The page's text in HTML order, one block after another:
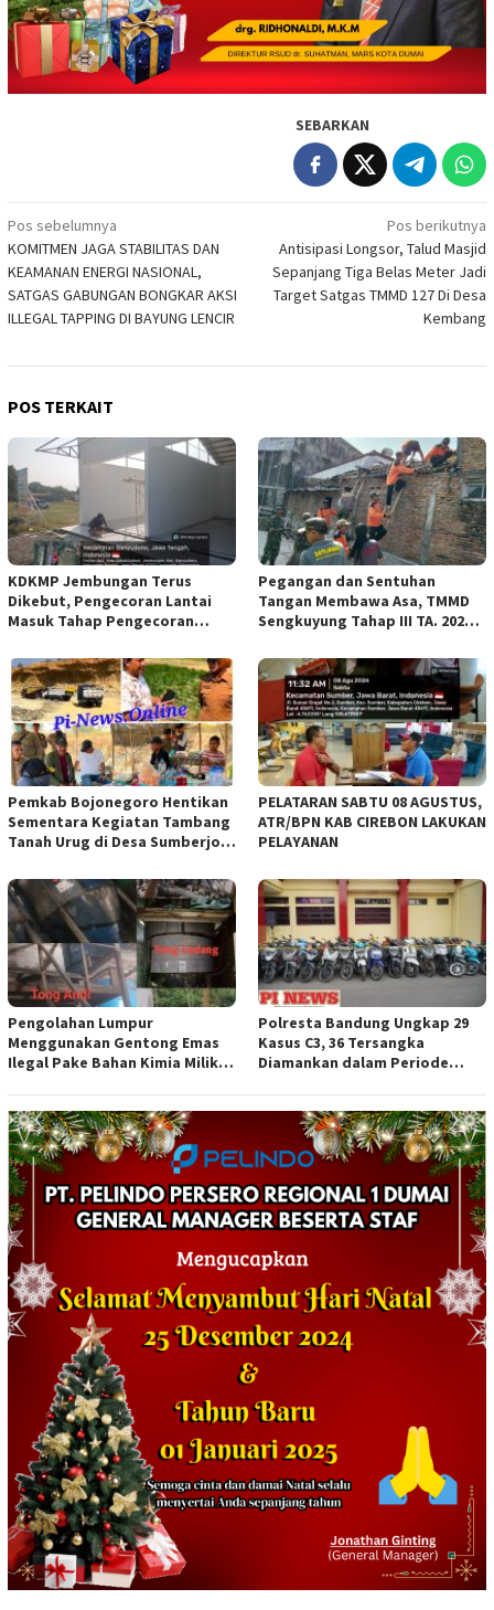
SEBARKAN
Navigasi
pos
Pos sebelumnya
KOMITMEN JAGA STABILITAS DAN
KEAMANAN ENERGI NASIONAL,
SATGAS GABUNGAN BONGKAR AKSI
ILLEGAL TAPPING DI BAYUNG LENCIR
Pos berikutnya
Antisipasi Longsor, Talud Masjid
Sepanjang Tiga Belas Meter Jadi
Target Satgas TMMD 127 Di Desa
Kembang
POS TERKAIT
KDKMP Jembungan Terus
Dikebut, Pengecoran Lantai
Masuk Tahap Pengecoran
Pegangan dan Sentuhan
Tangan Membawa Asa, TMMD
Sengkuyung Tahap III TA. 2026
Pemkab Bojonegoro Hentikan
Sementara Kegiatan Tambang
Tanah Urug di Desa Sumberjo
Lintas Instansi
PELATARAN SABTU 08 AGUSTUS,
ATR/BPN KAB CIREBON LAKUKAN
PELAYANAN
Pengolahan Lumpur
Menggunakan Gentong Emas
Ilegal Pake Bahan Kimia Milik
Aparat Penegak Hukum ( APH )
Jangan Sampai Diam Saja
Polresta Bandung Ungkap 29
Kasus C3, 36 Tersangka
Diamankan dalam Periode